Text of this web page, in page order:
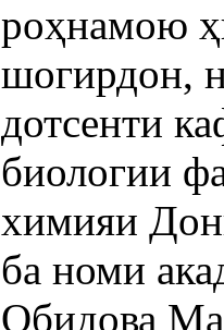
роҳнамою
шогирдон,
дотсенти
биологии
химияи
ба номи
Обидова